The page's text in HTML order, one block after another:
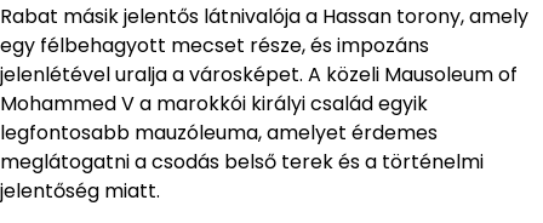
Rabat másik jelentős látnivalója a Hassan torony, amely
egy félbehagyott mecset része, és impozáns
jelenlétével uralja a városképet. A közeli Mausoleum of
Mohammed V a marokkói királyi család egyik
legfontosabb mauzóleuma, amelyet érdemes
meglátogatni a csodás belső terek és a történelmi
jelentőség miatt.